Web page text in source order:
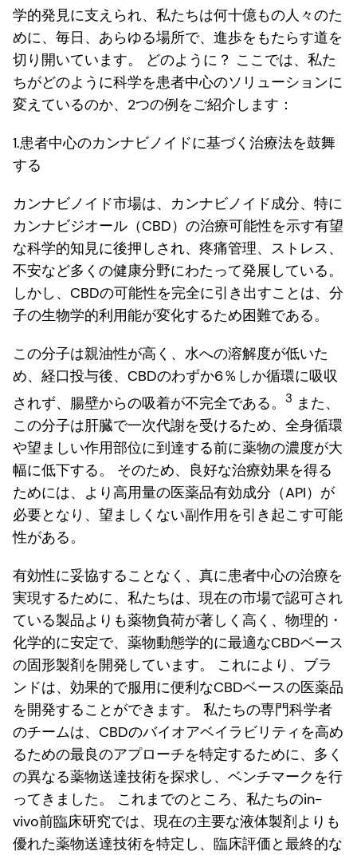
学的発見に支えられ、私たちは何十億もの人々のた
めに、毎日、あらゆる場所で、進歩をもたらす道を
切り開いています。 どのように？ ここでは、私た
ちがどのように科学を患者中心のソリューションに
変えているのか、2つの例をご紹介します：
1.患者中心のカンナビノイドに基づく治療法を鼓舞
する
カンナビノイド市場は、カンナビノイド成分、特に
カンナビジオール（CBD）の治療可能性を示す有望
な科学的知見に後押しされ、疼痛管理、ストレス、
不安など多くの健康分野にわたって発展している。
しかし、CBDの可能性を完全に引き出すことは、分
子の生物学的利用能が変化するため困難である。
この分子は親油性が高く、水への溶解度が低いた
め、経口投与後、CBDのわずか6％しか循環に吸収
されず、腸壁からの吸着が不完全である。 3 また、
この分子は肝臓で一次代謝を受けるため、全身循環
や望ましい作用部位に到達する前に薬物の濃度が大
幅に低下する。 そのため、良好な治療効果を得る
ためには、より高用量の医薬品有効成分（API）が
必要となり、望ましくない副作用を引き起こす可能
性がある。
有効性に妥協することなく、真に患者中心の治療を
実現するために、私たちは、現在の市場で認可され
ている製品よりも薬物負荷が著しく高く、物理的・
化学的に安定で、薬物動態学的に最適なCBDベース
の固形製剤を開発しています。 これにより、ブラ
ンドは、効果的で服用に便利なCBDベースの医薬品
を開発することができます。 私たちの専門科学者
のチームは、CBDのバイオアベイラビリティを高め
るための最良のアプローチを特定するために、多く
の異なる薬物送達技術を探求し、ベンチマークを行
ってきました。 これまでのところ、私たちのin-
vivo前臨床研究では、現在の主要な液体製剤よりも
優れた薬物送達技術を特定し、臨床評価と最終的な